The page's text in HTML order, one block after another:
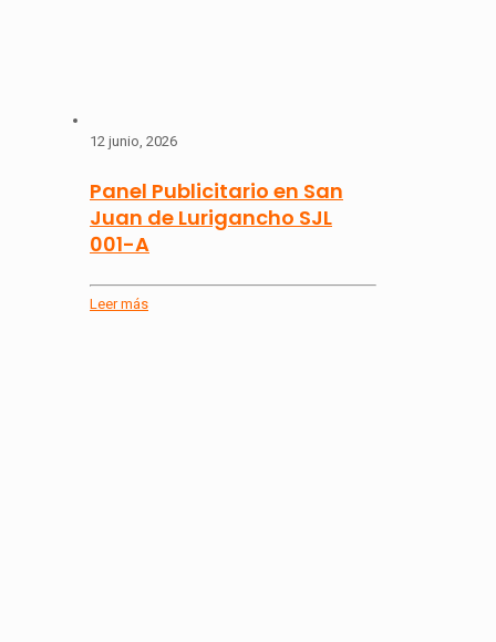
12 junio, 2026
Panel Publicitario en San
Juan de Lurigancho SJL
001-A
Leer más